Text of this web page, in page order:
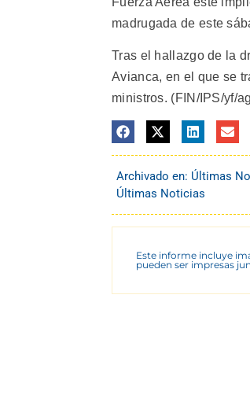
madrugada de este
Tras el hallazgo de la
Avianca, en el que se
ministros. (FIN/IPS/yf/
Archivado en: Últimas
Últimas Noticias
Este informe incluye
pueden ser impresas